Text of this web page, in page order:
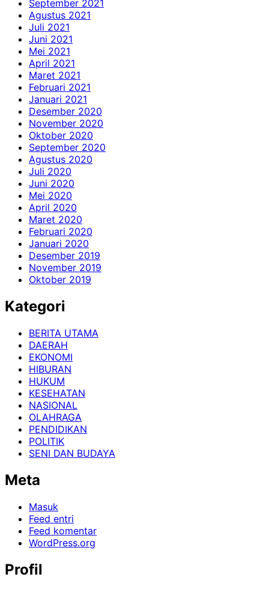
September 2021
Agustus 2021
Juli 2021
Juni 2021
Mei 2021
April 2021
Maret 2021
Februari 2021
Januari 2021
Desember 2020
November 2020
Oktober 2020
September 2020
Agustus 2020
Juli 2020
Juni 2020
Mei 2020
April 2020
Maret 2020
Februari 2020
Januari 2020
Desember 2019
November 2019
Oktober 2019
Kategori
BERITA UTAMA
DAERAH
EKONOMI
HIBURAN
HUKUM
KESEHATAN
NASIONAL
OLAHRAGA
PENDIDIKAN
POLITIK
SENI DAN BUDAYA
Meta
Masuk
Feed entri
Feed komentar
WordPress.org
Profil